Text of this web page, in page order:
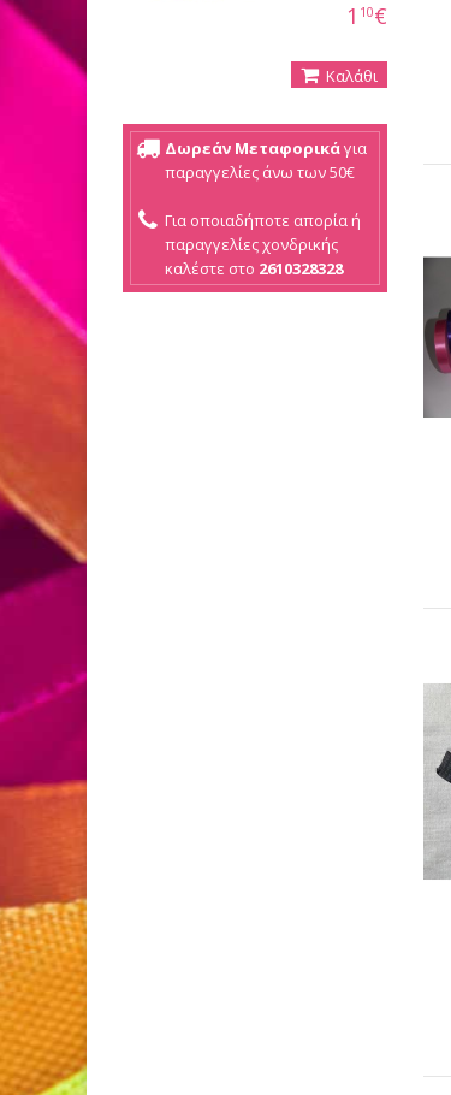
1 10€
Καλάθι
Δωρεάν Μεταφορικάγια
παραγγελίες άνω των 50€
Για οποιαδήποτε απορία ή
παραγγελίες χονδρικής
καλέστε στο 2610328328